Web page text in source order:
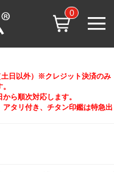
0
日以外）※クレジット決済のみ
ら順次対応します。
タリ付き、チタン印鑑は特急出